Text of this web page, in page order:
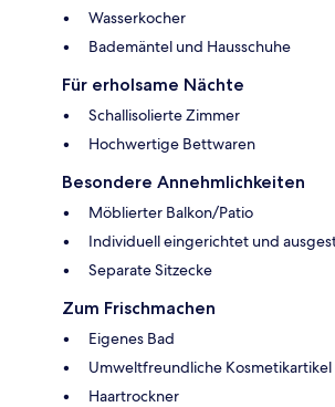
Wasserkocher
Bademäntel und Hausschuhe
Für erholsame Nächte
Schallisolierte Zimmer
Hochwertige Bettwaren
Besondere Annehmlichkeiten
Möblierter Balkon/Patio
Individuell eingerichtet und
Separate Sitzecke
Zum Frischmachen
Eigenes Bad
Umweltfreundliche Kosmetikartikel
Haartrockner